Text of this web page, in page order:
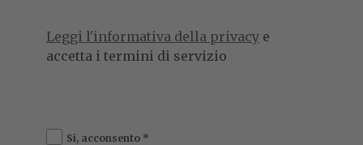
Leggi l'informativa della privacy e
accetta i termini di servizio
Si, acconsento *